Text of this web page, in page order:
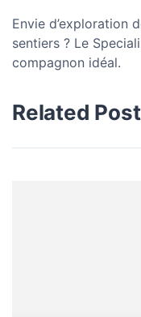
Envie d’exploration
sentiers ? Le
compagnon idéal.
Related